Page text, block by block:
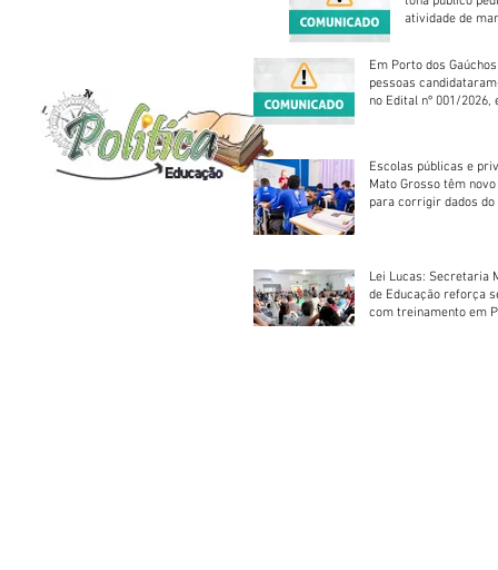
atividade de
Em Porto dos
pessoas
no Edital nº 001/2026,
Escolas públicas e
Mato Grosso têm
para corrigir dados do
Lei Lucas: Secretaria
de Educação reforça
com treinamento em